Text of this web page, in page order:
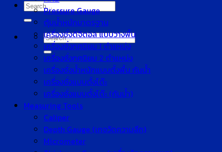
Search
for:
Search
for:
Pressure Gauge
ตุ้มน้ำหนักมาตรฐาน
เครื่องชั่งดิจิตอล แบบวางพื้น
เครื่องชั่งทศนิยม 1 ตำแหน่ง
เครื่องชั่งทศนิยม 2 ตำแหน่ง
เครื่องชั่งน้ำหนักแบบตั้งพื้น กันน้ำ
เครื่องชั่งแบบตั้งโต๊ะ
เครื่องชั่งแบบตั้งโต๊ะ (กันน้ำ)
Measuring Tools
Caliper
Depth Gauge (เกจวัดความลึก)
Micrometer